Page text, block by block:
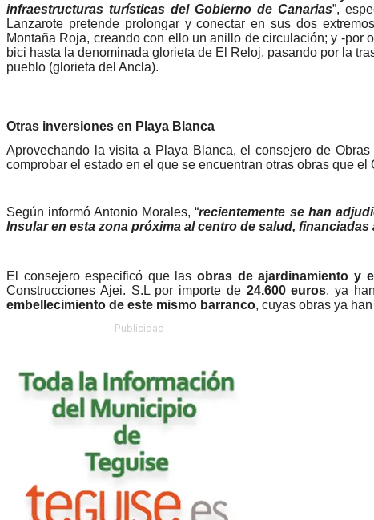
infraestructuras turísticas del Gobierno de Canarias”,
Lanzarote pretende prolongar y conectar en sus dos
Montaña Roja, creando con ello un anillo de circulación; y -por
bici hasta la denominada glorieta de El Reloj, pasando por la
pueblo (glorieta del Ancla).
Otras inversiones en Playa Blanca
Aprovechando la visita a Playa Blanca, el consejero de
comprobar el estado en el que se encuentran otras obras que
Según informó Antonio Morales, “recientemente se han
Insular en esta zona próxima al centro de salud,
El consejero especificó que lasobras de ajardinamiento y
Construcciones Ajei. S.L por importe de 24.600 euros, ya
embellecimiento de este mismo barranco, cuyas obras ya
Publicidad